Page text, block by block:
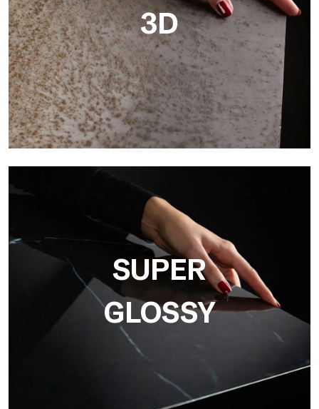
3D
Ultralight 3D de Tecnografica integra gráficos y
tridimensionalidad, ideal para la reproducción de texturas
realistas como el hormigón, la madera y la piedra natural.
SUPER
GLOSSY